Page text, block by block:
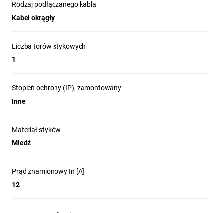
Rodzaj podłączanego kabla
Kabel okrągły
Liczba torów stykowych
1
Stopień ochrony (IP), zamontowany
Inne
Materiał styków
Miedź
Prąd znamionowy In [A]
12